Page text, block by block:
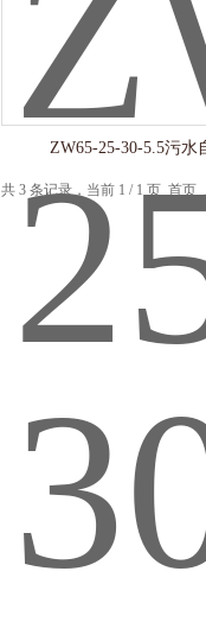
ZW65-25-30-5.5污水
共 3 条记录，当前 1 / 1 页 首